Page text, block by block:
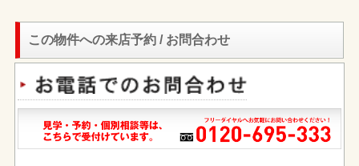
この物件への来店予約 / お問合わせ